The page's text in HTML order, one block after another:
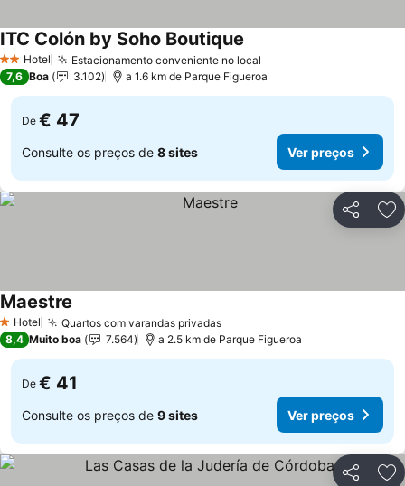
2 Estrelas
Hotel Estacionamento conveniente no local
ITC Colón by Soho Boutique
7,6 Boa 3.102 a 1.6 km de Parque Figueroa
De € 47
Consulte os preços de 8 sites Ver preços
Partilhar
1 Estrelas
Hotel Quartos com varandas privadas
Maestre
8,4 Muito boa 7.564 a 2.5 km de Parque Figueroa
De € 41
Consulte os preços de 9 sites Ver preços
Partilhar